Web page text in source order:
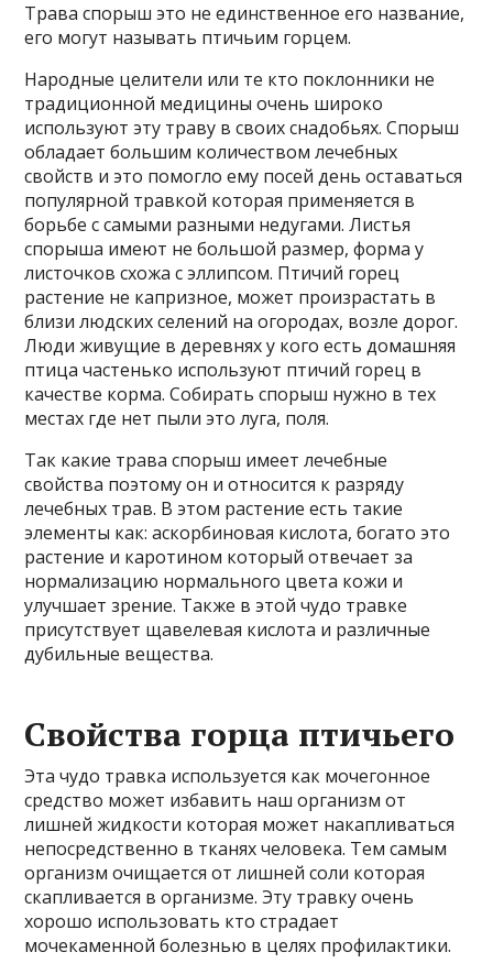
Трава спорыш это не единственное его название,
его могут называть птичьим горцем.
Народные целители или те кто поклонники не
традиционной медицины очень широко
используют эту траву в своих снадобьях. Спорыш
обладает большим количеством лечебных
свойств и это помогло ему посей день оставаться
популярной травкой которая применяется в
борьбе с самыми разными недугами. Листья
спорыша имеют не большой размер, форма у
листочков схожа с эллипсом. Птичий горец
растение не капризное, может произрастать в
близи людских селений на огородах, возле дорог.
Люди живущие в деревнях у кого есть домашняя
птица частенько используют птичий горец в
качестве корма. Собирать спорыш нужно в тех
местах где нет пыли это луга, поля.
Так какие трава спорыш имеет лечебные
свойства поэтому он и относится к разряду
лечебных трав. В этом растение есть такие
элементы как: аскорбиновая кислота, богато это
растение и каротином который отвечает за
нормализацию нормального цвета кожи и
улучшает зрение. Также в этой чудо травке
присутствует щавелевая кислота и различные
дубильные вещества.
Свойства горца птичьего
Эта чудо травка используется как мочегонное
средство может избавить наш организм от
лишней жидкости которая может накапливаться
непосредственно в тканях человека. Тем самым
организм очищается от лишней соли которая
скапливается в организме. Эту травку очень
хорошо использовать кто страдает
мочекаменной болезнью в целях профилактики.